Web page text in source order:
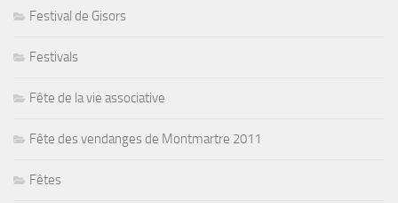
Festival de Gisors
Festivals
Fête de la vie associative
Fête des vendanges de Montmartre 2011
Fêtes